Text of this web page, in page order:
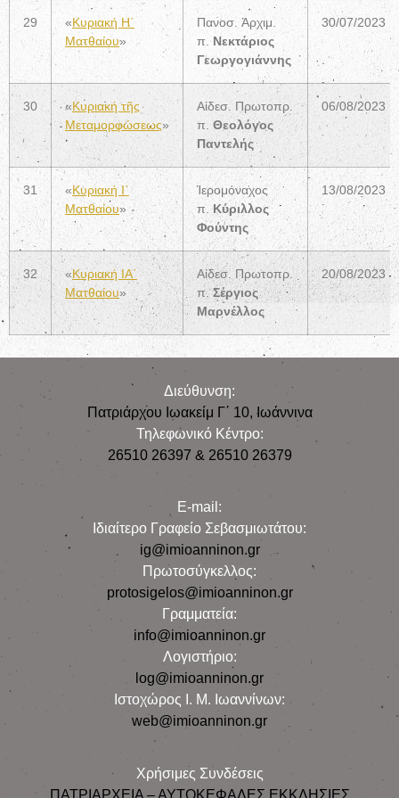
29 «Κυριακή Η΄
Ματθαίου»
Πανοσ. Ἀρχιμ.
π.
Νεκτάριος
Γεωργογιάννης
30/07/2023
30 «Κυριακή τῆς
Μεταμορφώσεως»
Αἰδεσ. Πρωτοπρ.
π. Θεολόγος
Παντελής
06/08/2023
31 «Κυριακή Ι΄
Ματθαίου»
Ἱερομόναχος
π. Κύριλλος
Φούντης
13/08/2023
32 «Κυριακή IA΄
Ματθαίου»
Αἰδεσ. Πρωτοπρ.
π.Σέργιος
Μαρνέλλος
20/08/2023
Διεύθυνση:
Πατριάρχου Ιωακείμ Γ΄ 10, Iωάννινα
Τηλεφωνικό Κέντρο:
26510 26397 & 26510 26379
E-mail:
Iδιαίτερο Γραφείο Σεβασμιωτάτου:
ig@imioanninon.gr
Πρωτοσύγκελλος:
protosigelos@imioanninon.gr
Γραμματεία:
info@imioanninon.gr
Λογιστήριο:
log@imioanninon.gr
Ιστοχώρος Ι. Μ. Ιωαννίνων:
web@imioanninon.gr
Χρήσιμες Συνδέσεις
ΠΑΤΡΙΑΡΧΕΙΑ – ΑΥΤΟΚΕΦΑΛΕΣ ΕΚΚΛΗΣΙΕΣ